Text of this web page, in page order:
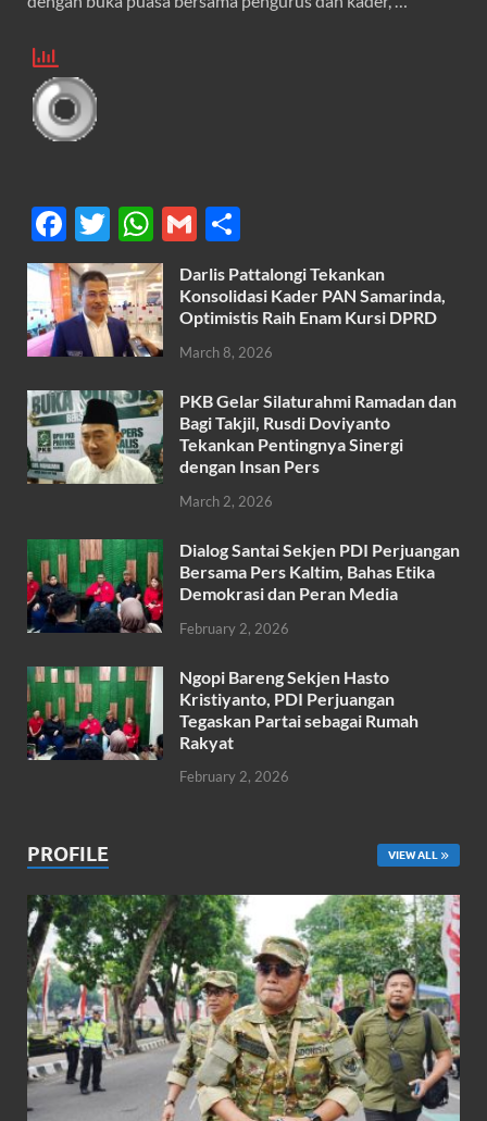
F
ac
e
b
o
o
k
T
w
itt
er
W
h
at
s
A
p
p
G
m
ail
h
ar
e
Darlis Pattalongi Tekankan
Konsolidasi Kader PAN Samarinda,
Optimistis Raih Enam Kursi DPRD
March 8, 2026
PKB Gelar Silaturahmi Ramadan dan
Bagi Takjil, Rusdi Doviyanto
Tekankan Pentingnya Sinergi
dengan Insan Pers
March 2, 2026
Dialog Santai Sekjen PDI Perjuangan
Bersama Pers Kaltim, Bahas Etika
Demokrasi dan Peran Media
February 2, 2026
Ngopi Bareng Sekjen Hasto
Kristiyanto, PDI Perjuangan
Tegaskan Partai sebagai Rumah
Rakyat
February 2, 2026
PROFILE VIEW ALL